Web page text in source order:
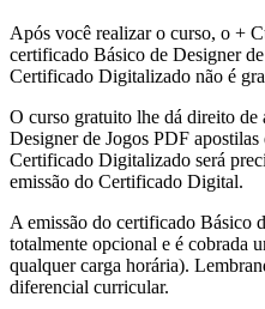
Após você realizar o curso, o +
certificado Básico de Designer
Certificado Digitalizado não é
O curso gratuito lhe dá direito de
Designer de Jogos PDF
Certificado Digitalizado será
emissão do Certificado Digital.
A emissão do certificado Básico
totalmente opcional e é cobrada
qualquer carga horária).
diferencial curricular.